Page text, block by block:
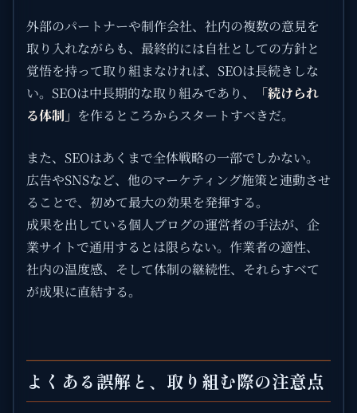
外部のパートナーや制作会社、社内の複数の意見を
取り入れながらも、最終的には自社としての方針と
覚悟を持って取り組まなければ、SEOは長続きしな
い。SEOは中長期的な取り組みであり、
「続けられ
る体制」 を作るところからスタートすべきだ。
また、SEOはあくまで全体戦略の一部でしかない。
広告やSNSなど、他のマーケティング施策と連動させ
ることで、初めて最大の効果を発揮する。
成果を出している個人ブログの運営者の手法が、企
業サイトで通用するとは限らない。作業者の適性、
社内の温度感、そして体制の継続性、それらすべて
が成果に直結する。
よくある誤解と、取り組む際の注意点